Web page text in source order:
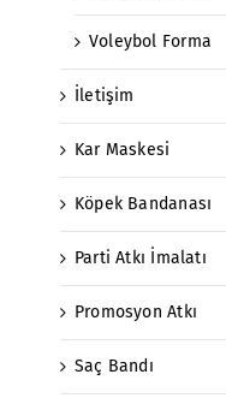
Voleybol Forma
İletişim
Kar Maskesi
Köpek Bandanası
Parti Atkı İmalatı
Promosyon Atkı
Saç Bandı